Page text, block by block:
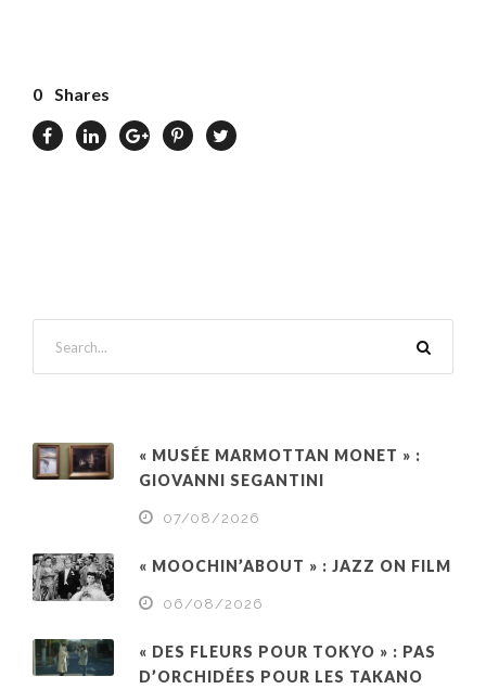
0 Shares
« MUSÉE MARMOTTAN MONET » :
GIOVANNI SEGANTINI
07/08/2026
« MOOCHIN’ABOUT » : JAZZ ON FILM
06/08/2026
« DES FLEURS POUR TOKYO » : PAS
D’ORCHIDÉES POUR LES TAKANO